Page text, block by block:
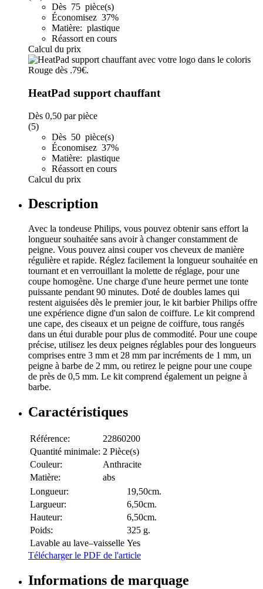
Dès 75 pièce(s)
Économisez 37%
Matière: plastique
Réassort en cours
Calcul du prix
HeatPad support chauffant
Dès 0,50 par pièce
(5)
Dès 50 pièce(s)
Économisez 37%
Matière: plastique
Réassort en cours
Calcul du prix
Description
Avec la tondeuse Philips, vous pouvez obtenir sans effort la
longueur souhaitée sans avoir à changer constamment de
peigne. Vous pouvez ainsi couper vos cheveux de manière
régulière et rapide. Réglez facilement la longueur souhaitée en
tournant et en verrouillant la molette de réglage, pour une
coupe homogène. Une charge d'une heure permet une tonte
puissante pendant 90 minutes. Doté de doubles lames qui
restent aiguisées dès le premier jour, le kit barbier Philips offre
une expérience digne d'un salon de coiffure. Le kit comprend
une cape, des ciseaux et un peigne de coiffure, tous rangés
dans un étui durable pour plus de commodité. Pour une coupe
précise, utilisez les deux peignes réglables pour des longueurs
comprises entre 3 mm et 28 mm par incréments de 1 mm, un
peigne à barbe de 2 mm, ou retirez le peigne pour une coupe
de près de 0,5 mm. Le kit comprend également un peigne à
barbe.
Caractéristiques
Référence:
22860200
Quantité minimale: 2 Pièce(s)
Couleur:
Anthracite
Matière:
abs
Longueur:
19,50cm.
Largueur:
6,50cm.
Hauteur:
6,50cm.
Poids:
325 g.
Lavable au lave–vaisselle Yes
Télécharger le PDF de l'article
Informations de marquage